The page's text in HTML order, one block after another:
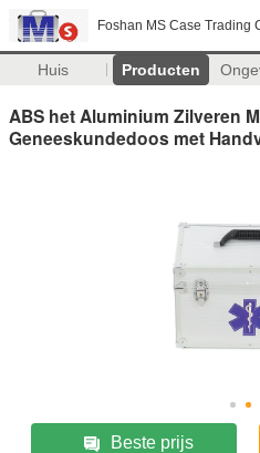
Foshan MS Case Trading
Huis Producten
ABS het Aluminium Zilveren
Geneeskundedoos met
Beste prijs